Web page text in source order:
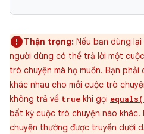
Thận trọng: Nếu bạn dùng lại
người dùng có thể trả lời một
trò chuyện mà họ muốn. Bạn
khác nhau cho mỗi cuộc trò
không trả về true khi gọi
bất kỳ cuộc trò chuyện nào khác.
chuyện thường được truyền dưới